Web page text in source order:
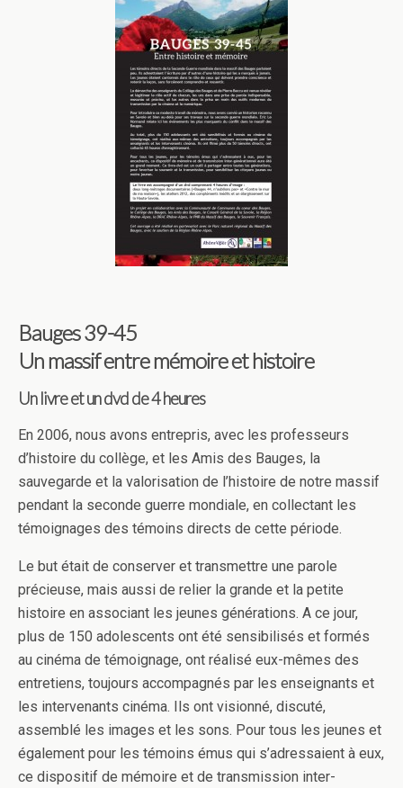
Bauges 39-45 ­
Un massif entre mémoire et histoire
Un livre et un dvd de 4 heures
En 2006, nous avons entrepris, avec les professeurs
d’histoire du collège, et les Amis des Bauges, la
sauvegarde et la valorisation de l’histoire de notre massif
pendant la seconde guerre mondiale, en collectant les
témoignages des témoins directs de cette période.
Le but était de conserver et transmettre une parole
précieuse, mais aussi de relier la grande et la petite
histoire en associant les jeunes générations. A ce jour,
plus de 150 adolescents ont été sensibilisés et formés
au cinéma de témoignage, ont réalisé eux-mêmes des
entretiens, toujours accompagnés par les enseignants et
les intervenants cinéma. Ils ont visionné, discuté,
assemblé les images et les sons. Pour tous les jeunes et
également pour les témoins émus qui s’adressaient à eux,
ce dispositif de mémoire et de transmission inter-